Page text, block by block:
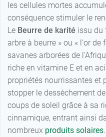
les cellules mortes
conséquence stimuler le
Le Beurre de karité issu du
arbre à beurre » ou « l'or de
savanes arborées de
riche en vitamine E et en
propriétés nourrissantes et
stopper le dessèchement
coups de soleil grâce à sa
cinnamique, entrant ainsi
nombreux produits solaires